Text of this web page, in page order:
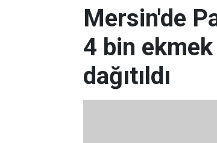
Mersin'de
4 bin
dağıtıldı